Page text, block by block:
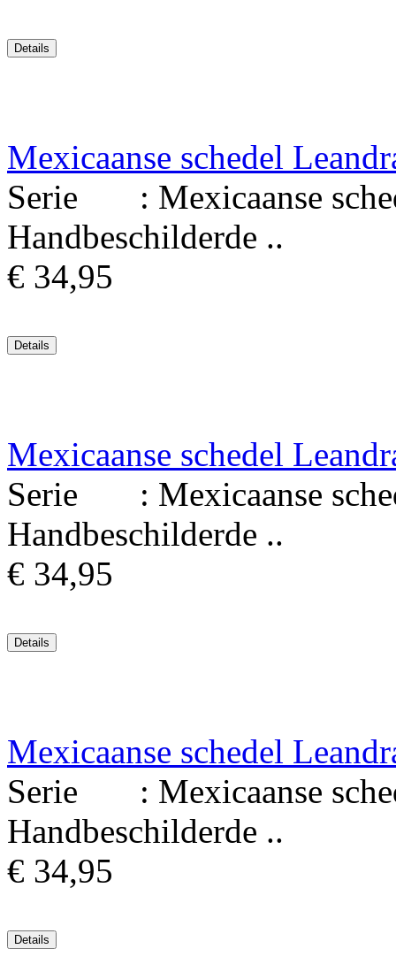
Mexicaanse schedel
Serie : Mexicaanse
Handbeschilderde ..
€ 34,95
Mexicaanse schedel
Serie : Mexicaanse
Handbeschilderde ..
€ 34,95
Mexicaanse schedel
Serie : Mexicaanse
Handbeschilderde ..
€ 34,95